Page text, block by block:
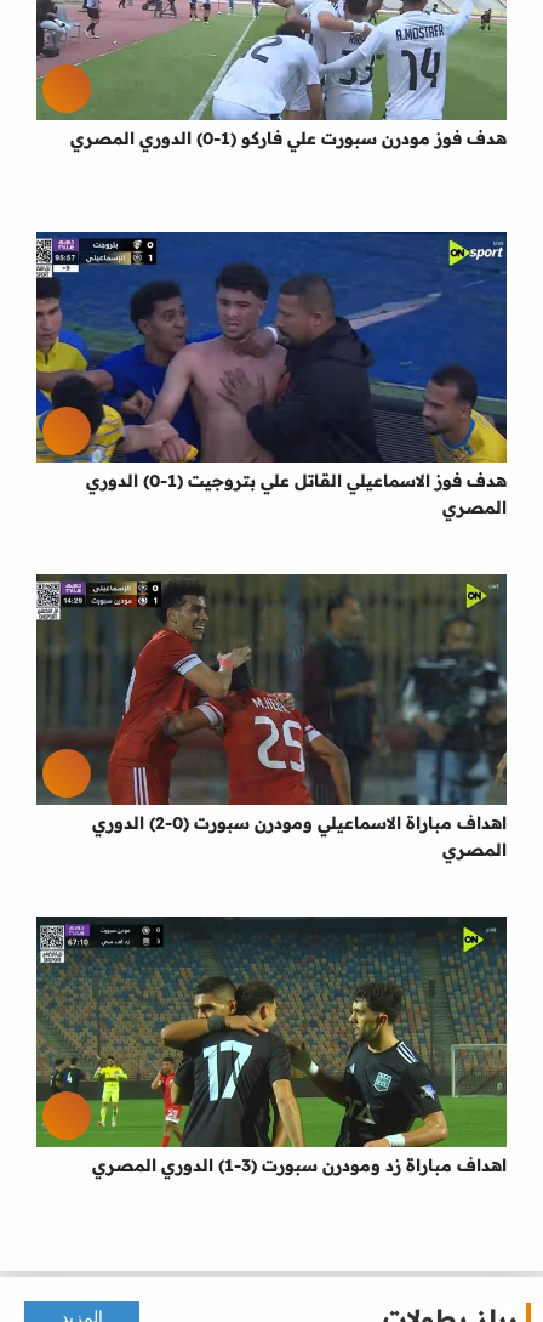
هدف فوز مودرن سبورت علي فاركو (1-0) الدوري المصري
هدف فوز الاسماعيلي القاتل علي بتروجيت (1-0) الدوري
المصري
اهداف مباراة الاسماعيلي ومودرن سبورت (0-2) الدوري
المصري
اهداف مباراة زد ومودرن سبورت (3-1) الدوري المصري
المزيد